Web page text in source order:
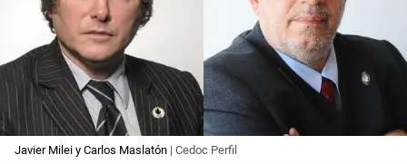
Javier Milei y Carlos Maslatón | Cedoc Perfil